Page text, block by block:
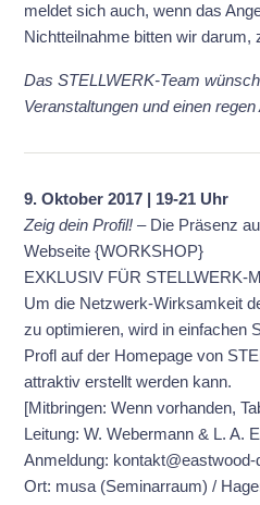
meldet sich auch, wenn das
Nichtteilnahme bitten wir darum,
Das STELLWERK-Team
Veranstaltungen und einen
9. Oktober 2017 | 19-21 Uhr
Zeig dein Profil! – Die Präsenz
Webseite {WORKSHOP}
EXKLUSIV FÜR STELLWERK-
Um die Netzwerk-Wirksamkeit
zu optimieren, wird in einfachen
Profl auf der Homepage von
attraktiv erstellt werden kann.
[Mitbringen: Wenn vorhanden,
Leitung: W. Webermann & L. A.
Anmeldung: kontakt@eastwood-
Ort: musa (Seminarraum) /